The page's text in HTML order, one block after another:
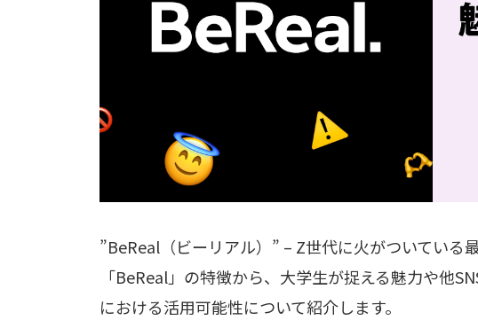
”BeReal（ビーリアル）” – Z世代に火がついている最
「BeReal」の特徴から、大学生が捉える魅力や他
における活用可能性について紹介します。